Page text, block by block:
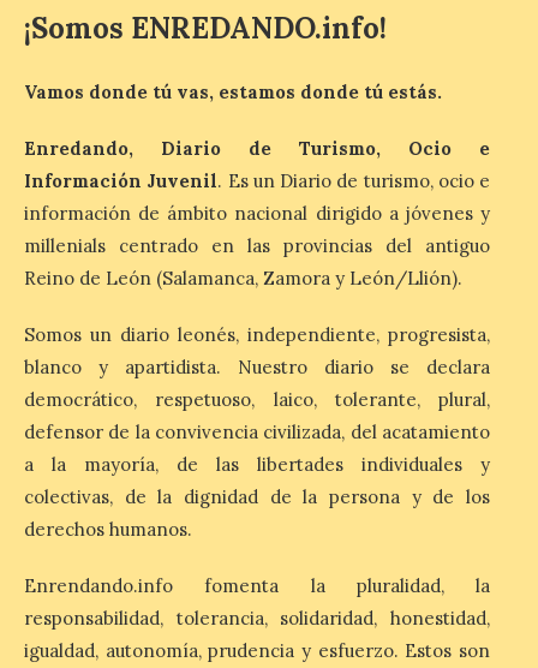
obra “De indis. Por favor,
firme aquí” y la música del
protagonizan la oferta
cultural de este fin de
semana dentro del
programa Salamanca
Plazas y Patios
7 Ago 2026
El programa cultural
Salamanca Plazas y Patios
continúa este fin de
semana con propuestas
de teatro y música. En el
Patio Chico está previsto el estreno
absoluto de “De indis. Por favor, firme
aquí”, una producción de la compañía
salmantina […]
Ciclo “Mujeres en la
Historia y la
¡Somos ENREDANDO.info!
Vamos donde tú vas, estamos donde tú estás.
Enredando, Diario de Turismo, Ocio e
Información Juvenil. Es un Diario de turismo, ocio e
información de ámbito nacional dirigido a jóvenes y
millenials centrado en las provincias del antiguo
Reino de León (Salamanca, Zamora y León/Llión).
Somos un diario leonés, independiente, progresista,
blanco y apartidista. Nuestro diario se declara
democrático, respetuoso, laico, tolerante, plural,
defensor de la convivencia civilizada, del acatamiento
a la mayoría, de las libertades individuales y
colectivas, de la dignidad de la persona y de los
derechos humanos.
Enrendando.info fomenta la pluralidad, la
responsabilidad, tolerancia, solidaridad, honestidad,
igualdad, autonomía, prudencia y esfuerzo. Estos son